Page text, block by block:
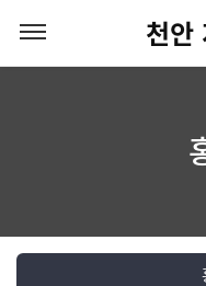
천안